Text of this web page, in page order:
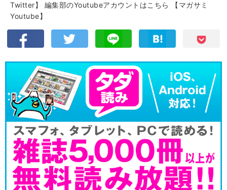
Twitter】
編集部のYoutubeアカウントはこちら
【マガサミ
Youtube】